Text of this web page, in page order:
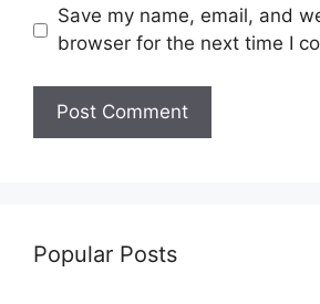
Save my name, email, and
browser for the next time I
Popular Posts